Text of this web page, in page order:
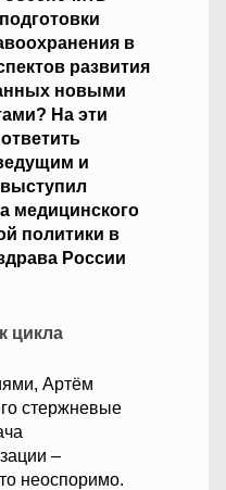
в
развития
новыми
На эти
и
медицинского
политики в
России
цикла
Артём
стержневые
–
неоспоримо.